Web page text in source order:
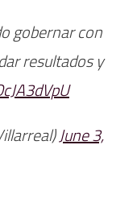
gobernar con
resultados y
June 3,